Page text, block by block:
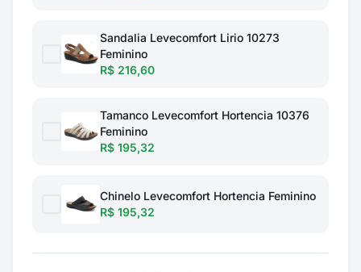
Sandalia Levecomfort Lirio 10273
Feminino
R$ 216,60
Tamanco Levecomfort Hortencia 10376
Feminino
R$ 195,32
Chinelo Levecomfort Hortencia Feminino
R$ 195,32